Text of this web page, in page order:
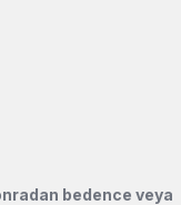
bedence veya